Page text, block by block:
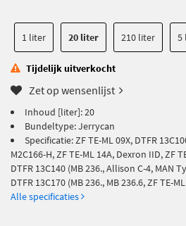
1 liter 20 liter 210 liter 5
Tijdelijk uitverkocht
Zet op wensenlijst
Inhoud [liter]: 20
Bundeltype: Jerrycan
Specificatie: ZF TE-ML 09X, DTFR
M2C166-H, ZF TE-ML 14A, Dexron IID, ZF
DTFR 13C140 (MB 236., Allison C-4, MAN
DTFR 13C170 (MB 236., MB 236.6, ZF TE-
Alle specificaties